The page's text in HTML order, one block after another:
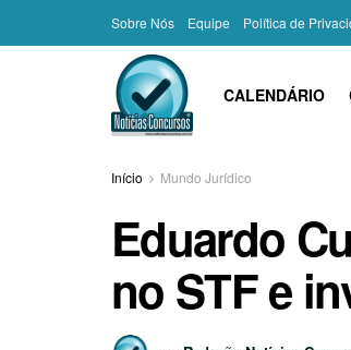
Sobre Nós Equipe Política de
CALENDÁRIO
Início Mundo Jurídico
Eduardo
no STF e